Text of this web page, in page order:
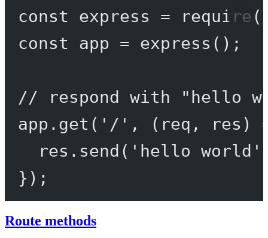
const express = require (
const
app = express ();
// respond with "hello
app. get ( '/' , ( req , res )
res. send ( 'hello world'
});
Route methods